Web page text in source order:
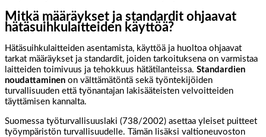
Mitkä määräykset ja standardit ohjaavat
hätäsuihkulaitteiden käyttöä?
Hätäsuihkulaitteiden asentamista, käyttöä ja huoltoa ohjaavat
tarkat määräykset ja standardit, joiden tarkoituksena on varmistaa
laitteiden toimivuus ja tehokkuus hätätilanteissa. Standardien
noudattaminen on välttämätöntä sekä työntekijöiden
turvallisuuden että työnantajan lakisääteisten velvoitteiden
täyttämisen kannalta.
Suomessa työturvallisuuslaki (738/2002) asettaa yleiset puitteet
työympäristön turvallisuudelle. Tämän lisäksi valtioneuvoston